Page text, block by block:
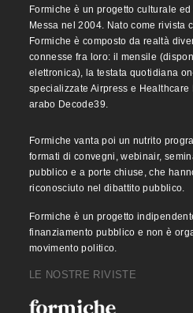
Formiche è un progetto culturale
Messa nel 2004. Nato come rivista
Formiche è composto da realtà
connesse fra loro: il mensile
elettronica), la testata quotidiana
specializzate Airpress e
arabo Decode39.
Formiche vanta poi un nutrito
formati di convegni, webinair,
pubblico e a porte chiuse, che
riconosciuto nel dibattito pubblico.
Formiche è un progetto
finanziamento pubblico e non è
movimento politico.
LE NOSTRE RIVISTE